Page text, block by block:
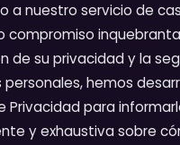
a nuestro servicio de
compromiso
de su privacidad y la
personales, hemos
Privacidad para
y exhaustiva sobre